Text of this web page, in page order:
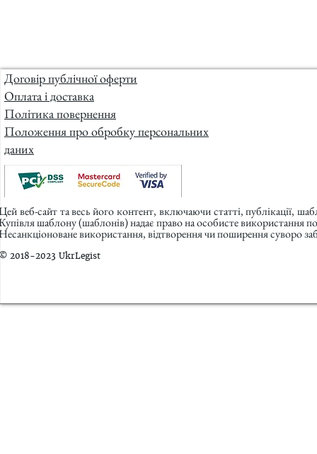
Договір публічної оферти
Оплата і доставка
Політика повернення
Положення про обробку персональних
даних
веб-сайт та весь його контент, включаючи статті, публікації,
шаблону (шаблонів) надає право на особисте використання
використання, відтворення чи поширення суворо
2018-2023 UkrLegist